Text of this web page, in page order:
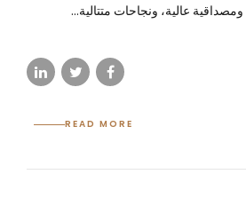
عالية، ونجاحات متتالية...
READ MORE